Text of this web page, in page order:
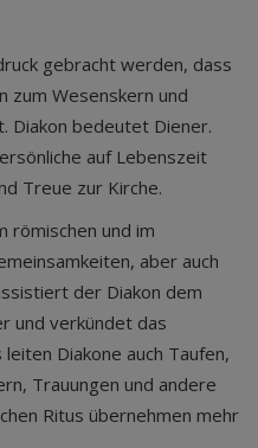
gebracht werden, dass
zum Wesenskern und
Diakon bedeutet Diener.
auf Lebenszeit
Treue zur Kirche.
römischen und im
aber auch
der Diakon dem
und verkündet das
Diakone auch Taufen,
Trauungen und andere
Ritus übernehmen mehr